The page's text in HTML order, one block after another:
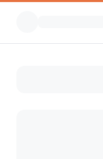
Kokosing
25860